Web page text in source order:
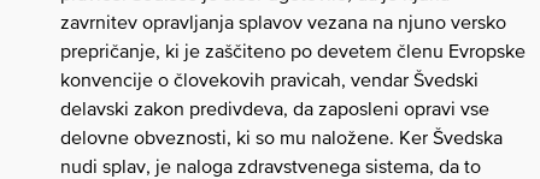
zavrnitev opravljanja splavov vezana na njuno versko
prepričanje, ki je zaščiteno po devetem členu Evropske
konvencije o človekovih pravicah, vendar Švedski
delavski zakon predivdeva, da zaposleni opravi vse
delovne obveznosti, ki so mu naložene. Ker Švedska
nudi splav, je naloga zdravstvenega sistema, da to